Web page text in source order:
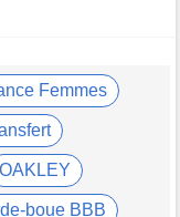
06/08
sprinteur allemand
intéresse,
Femmes
OAKLEY
boue BBB